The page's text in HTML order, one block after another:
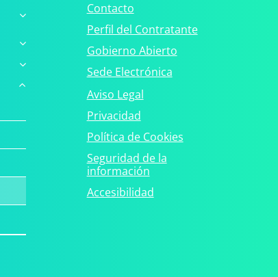
Contacto
Perfil del Contratante
Gobierno Abierto
Sede Electrónica
Aviso Legal
Privacidad
Política de Cookies
Seguridad de la
información
Accesibilidad